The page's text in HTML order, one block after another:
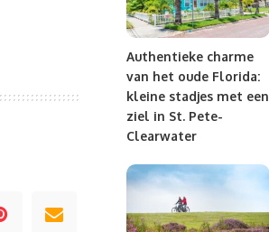
Authentieke charme
van het oude Florida:
kleine stadjes met een
ziel in St. Pete-
Clearwater